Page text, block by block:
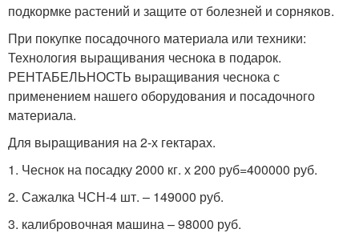
подкормке растений и защите от болезней и сорняков.
При покупке посадочного материала или техники:
Технология выращивания чеснока в подарок.
РЕНТАБЕЛЬНОСТЬ выращивания чеснока с
применением нашего оборудования и посадочного
материала.
Для выращивания на 2-х гектарах.
1. Чеснок на посадку 2000 кг. х 200 руб=400000 руб.
2. Сажалка ЧСН-4 шт. – 149000 руб.
3. калибровочная машина – 98000 руб.